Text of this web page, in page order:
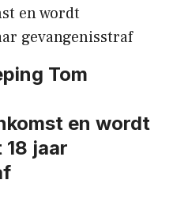
Tom
en wordt
jaar